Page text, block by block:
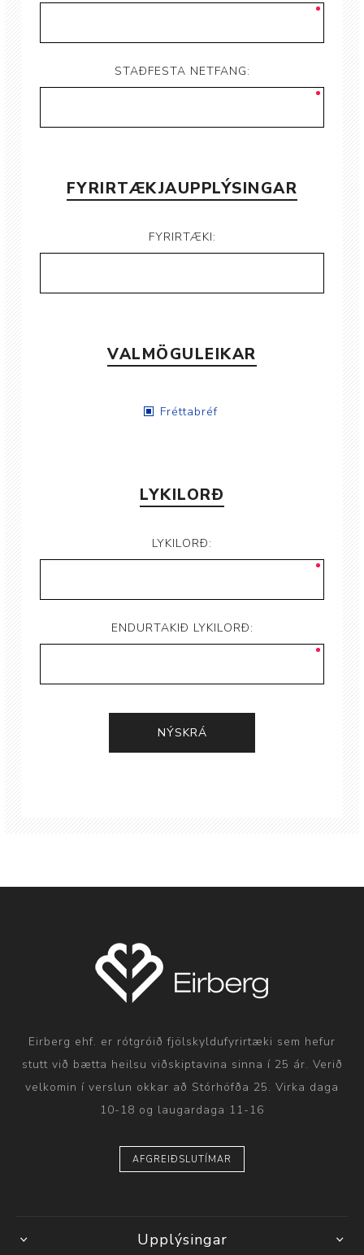
STAÐFESTA NETFANG:
FYRIRTÆKJAUPPLÝSINGAR
FYRIRTÆKI:
VALMÖGULEIKAR
Fréttabréf
LYKILORÐ
LYKILORÐ:
ENDURTAKIÐ LYKILORÐ:
Eirberg ehf. er rótgróið fjölskyldufyrirtæki sem hefur
stutt við bætta heilsu viðskiptavina sinna í 25 ár. Verið
velkomin í verslun okkar að Stórhöfða 25. Virka daga
10-18 og laugardaga 11-16
AFGREIÐSLUTÍMAR
Upplýsingar